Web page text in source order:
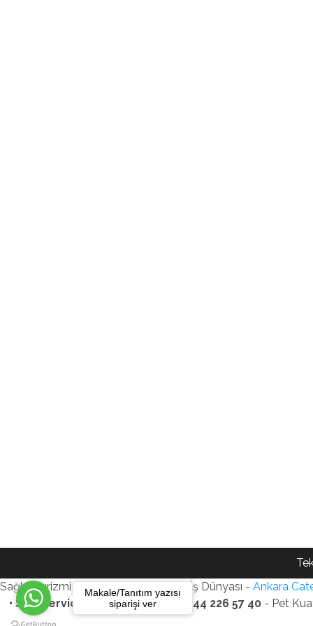
Sağlık Turizmi Reklam Ajansı - Gezi - İş Dünyası - Ankara
• SEO Services • WhatsApp: +90 544 226 57 40 - Pet
Makale/Tanıtım yazısı
siparişi ver